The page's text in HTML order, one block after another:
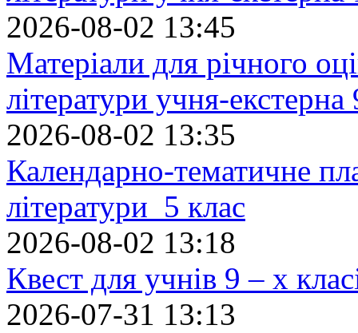
2026-08-02 13:45
Матеріали для річного
літератури учня-екстерна
2026-08-02 13:35
Календарно-тематичне
літератури 5 клас
2026-08-02 13:18
Квест для учнів 9 – х
2026-07-31 13:13